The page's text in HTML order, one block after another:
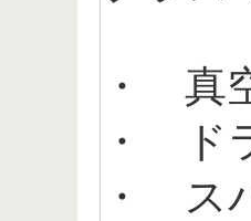
・ 真
・ ド
・ ス